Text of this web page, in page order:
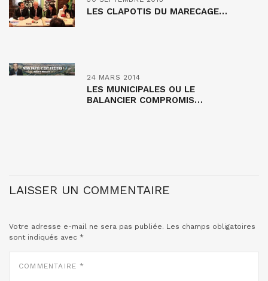
LES CLAPOTIS DU MARECAGE…
24 MARS 2014
LES MUNICIPALES OU LE
BALANCIER COMPROMIS…
LAISSER UN COMMENTAIRE
Votre adresse e-mail ne sera pas publiée. Les champs obligatoires
sont indiqués avec *